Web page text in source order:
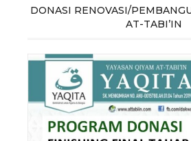
DONASI RENOVASI/
AT-TABI’IN